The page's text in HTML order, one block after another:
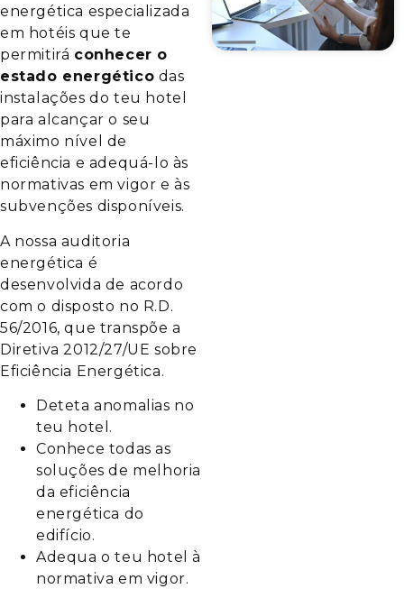
energética especializada
em hotéis que te
permitirá conhecer o
estado energético das
instalações do teu hotel
para alcançar o seu
máximo nível de
eficiência e adequá-lo às
normativas em vigor e às
subvenções disponíveis.
A nossa auditoria
energética é
desenvolvida de acordo
com o disposto no R.D.
56/2016, que transpõe a
Diretiva 2012/27/UE sobre
Eficiência Energética.
Deteta anomalias no
teu hotel.
Conhece todas as
soluções de melhoria
da eficiência
energética do
edifício.
Adequa o teu hotel à
normativa em vigor.